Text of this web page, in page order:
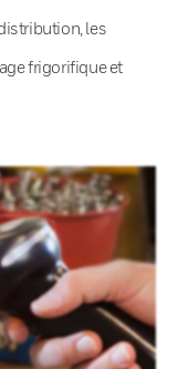
les
frigorifique et